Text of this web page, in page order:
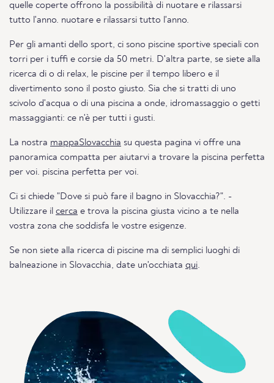
quelle coperte offrono la possibilità di nuotare e rilassarsi
tutto l'anno. nuotare e rilassarsi tutto l'anno.
Per gli amanti dello sport, ci sono piscine sportive speciali con
torri per i tuffi e corsie da 50 metri. D'altra parte, se siete alla
ricerca di o di relax, le piscine per il tempo libero e il
divertimento sono il posto giusto. Sia che si tratti di uno
scivolo d'acqua o di una piscina a onde, idromassaggio o getti
massaggianti: ce n'è per tutti i gusti.
La nostra mappaSlovacchia su questa pagina vi offre una
panoramica compatta per aiutarvi a trovare la piscina perfetta
per voi. piscina perfetta per voi.
Ci si chiede "Dove si può fare il bagno in Slovacchia?". -
Utilizzare il cerca e trova la piscina giusta vicino a te nella
vostra zona che soddisfa le vostre esigenze.
Se non siete alla ricerca di piscine ma di semplici luoghi di
balneazione in Slovacchia, date un'occhiata qui.